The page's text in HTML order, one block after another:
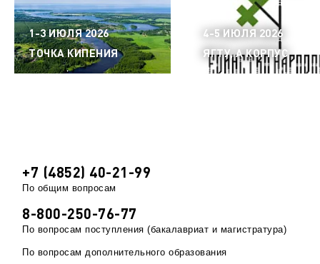
1-3 ИЮЛЯ 2026
ТОЧКА КИПЕНИЯ
4-5 ИЮЛЯ 2026
ЯГТУ, А КОРПУС
+7 (4852) 40-21-99
По общим вопросам
8-800-250-76-77
По вопросам поступления (бакалавриат и магистратура)
По вопросам дополнительного образования